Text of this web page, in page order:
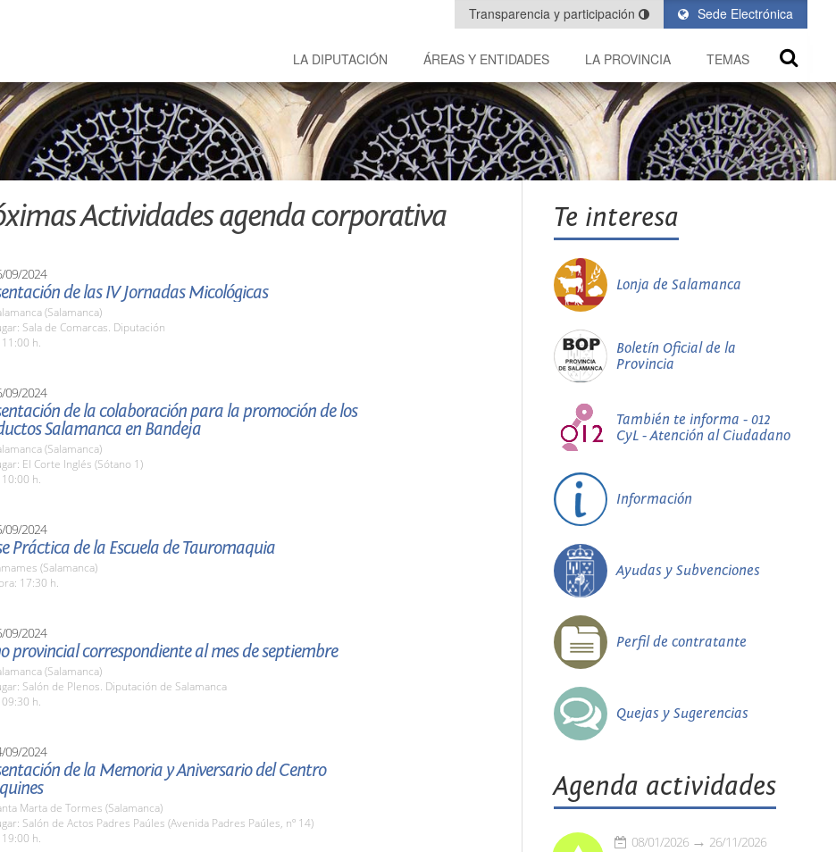
Sede Electrónica
Transparencia y participación
LA DIPUTACIÓN ÁREAS Y ENTIDADES LA PROVINCIA TEMAS
Actividades agenda corporativa
09/2024
de las IV Jornadas Micológicas
(Salamanca)
Sala de Comarcas. Diputación
h.
09/2024
de la colaboración para la promoción de los
Salamanca en Bandeja
(Salamanca)
El Corte Inglés (Sótano 1)
h.
09/2024
Práctica de la Escuela de Tauromaquia
(Salamanca)
17:30 h.
09/2024
provincial correspondiente al mes de septiembre
(Salamanca)
Salón de Plenos. Diputación de Salamanca
h.
09/2024
de la Memoria y Aniversario del Centro
Marta de Tormes (Salamanca)
Salón de Actos Padres Paúles (Avenida Padres Paúles, nº 14)
h.
Te interesa
Lonja de Salamanca
Boletín Oficial de la
Provincia
También te informa - 012
CyL - Atención al Ciudadano
Información
Ayudas y Subvenciones
Perfil de contratante
Quejas y Sugerencias
Agenda actividades
08/01/2026 26/11/2026